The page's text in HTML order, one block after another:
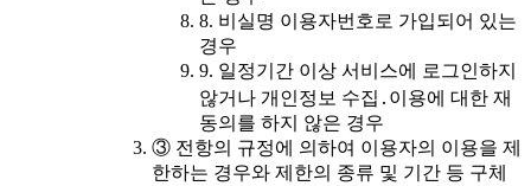
8. 비실명 이용자번호로 가입되어 있는
경우
9. 일정기간 이상 서비스에 로그인하지
않거나 개인정보 수집․이용에 대한 재
동의를 하지 않은 경우
③ 전항의 규정에 의하여 이용자의 이용을 제
한하는 경우와 제한의 종류 및 기간 등 구체